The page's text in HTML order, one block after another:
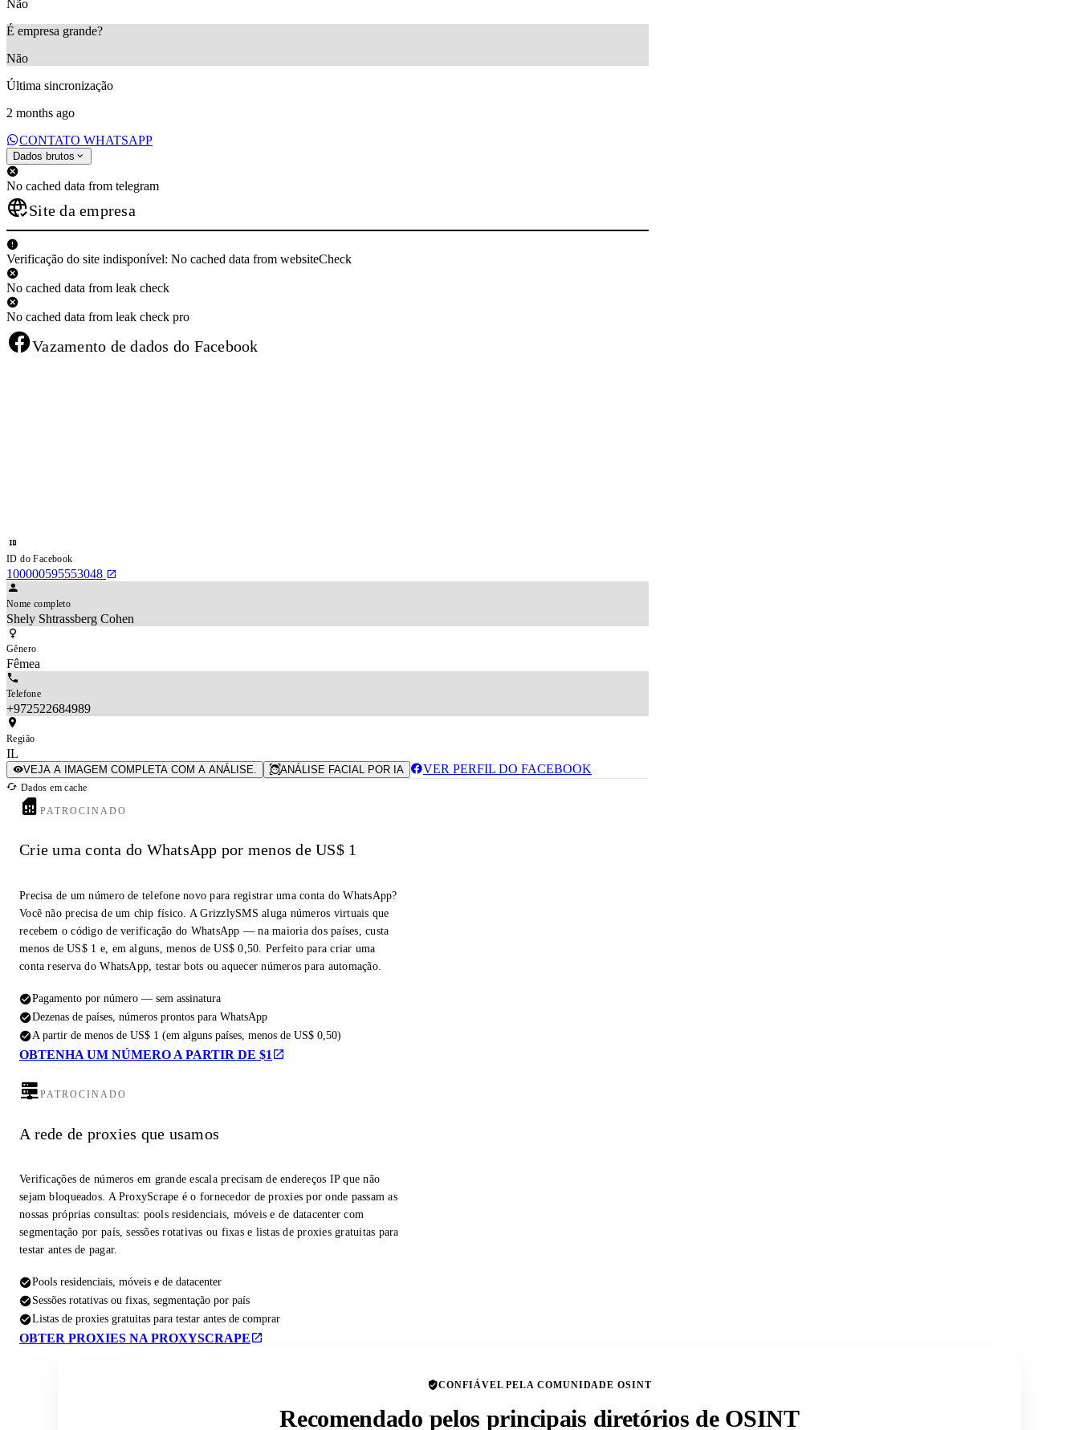
Não
É empresa grande?
Não
Última sincronização
2 months ago
CONTATO WHATSAPP
Dados brutos
No cached data from telegram
Site da empresa
Verificação do site indisponível: No cached data from websiteCheck
No cached data from leak check
No cached data from leak check pro
Vazamento de dados do Facebook
ID do Facebook
100000595553048
Nome completo
Shely Shtrassberg Cohen
Gênero
Fêmea
Telefone
+972522684989
Região
IL
VEJA A IMAGEM COMPLETA COM A ANÁLISE. ANÁLISE FACIAL POR IA VER PERFIL DO FACEBOOK
Dados em cache
PATROCINADO
Crie uma conta do WhatsApp por menos de US$ 1
Precisa de um número de telefone novo para registrar uma conta do WhatsApp?
Você não precisa de um chip físico. A GrizzlySMS aluga números virtuais que
recebem o código de verificação do WhatsApp — na maioria dos países, custa
menos de US$ 1 e, em alguns, menos de US$ 0,50. Perfeito para criar uma
conta reserva do WhatsApp, testar bots ou aquecer números para automação.
Pagamento por número — sem assinatura
Dezenas de países, números prontos para WhatsApp
A partir de menos de US$ 1 (em alguns países, menos de US$ 0,50)
OBTENHA UM NÚMERO A PARTIR DE $1
PATROCINADO
A rede de proxies que usamos
Verificações de números em grande escala precisam de endereços IP que não
sejam bloqueados. A ProxyScrape é o fornecedor de proxies por onde passam as
nossas próprias consultas: pools residenciais, móveis e de datacenter com
segmentação por país, sessões rotativas ou fixas e listas de proxies gratuitas para
testar antes de pagar.
Pools residenciais, móveis e de datacenter
Sessões rotativas ou fixas, segmentação por país
Listas de proxies gratuitas para testar antes de comprar
OBTER PROXIES NA PROXYSCRAPE
CONFIÁVEL PELA COMUNIDADE OSINT
Recomendado pelos principais diretórios de OSINT